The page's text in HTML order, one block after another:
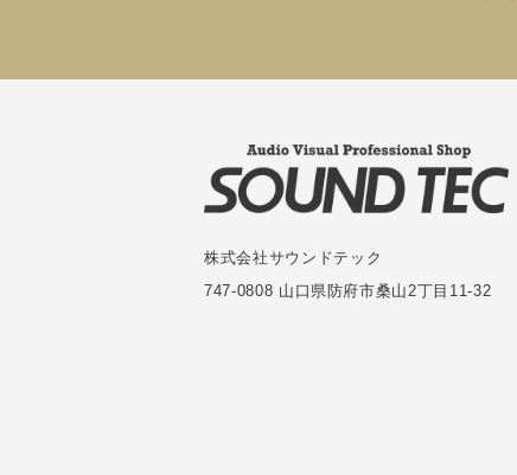
株式会社サウンドテック
747-0808 山口県防府市桑山2丁目11-32